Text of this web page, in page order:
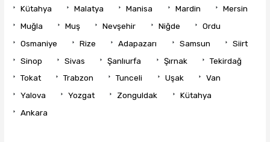
Kütahya
Malatya Manisa Mardin
Mersin
Muğla
Muş Nevşehir Niğde
Ordu
Osmaniye
Rize Adapazarı Samsun
Siirt
Sinop
Sivas Şanlıurfa Şırnak
Tekirdağ
Tokat
Trabzon Tunceli Uşak
Van
Yalova
Yozgat Zonguldak
Kütahya
Ankara